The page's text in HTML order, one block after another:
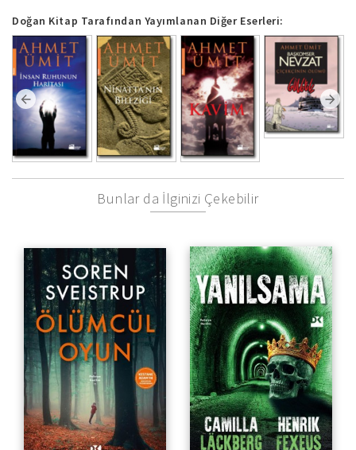
Doğan Kitap Tarafından Yayımlanan Diğer Eserleri:
Bunlar da İlginizi Çekebilir